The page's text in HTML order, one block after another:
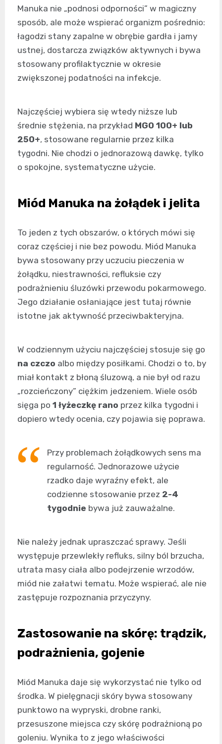
Manuka nie „podnosi odporności” w magiczny
sposób, ale może wspierać organizm pośrednio:
łagodzi stany zapalne w obrębie gardła i jamy
ustnej, dostarcza związków aktywnych i bywa
stosowany profilaktycznie w okresie
zwiększonej podatności na infekcje.
Najczęściej wybiera się wtedy niższe lub
średnie stężenia, na przykład MGO 100+ lub
250+, stosowane regularnie przez kilka
tygodni. Nie chodzi o jednorazową dawkę, tylko
o spokojne, systematyczne użycie.
Miód Manuka na żołądek i jelita
To jeden z tych obszarów, o których mówi się
coraz częściej i nie bez powodu. Miód Manuka
bywa stosowany przy uczuciu pieczenia w
żołądku, niestrawności, refluksie czy
podrażnieniu śluzówki przewodu pokarmowego.
Jego działanie osłaniające jest tutaj równie
istotne jak aktywność przeciwbakteryjna.
W codziennym użyciu najczęściej stosuje się go
na czczo albo między posiłkami. Chodzi o to, by
miał kontakt z błoną śluzową, a nie był od razu
„rozcieńczony” ciężkim jedzeniem. Wiele osób
sięga po 1 łyżeczkę rano przez kilka tygodni i
dopiero wtedy ocenia, czy pojawia się poprawa.
Przy problemach żołądkowych sens ma
regularność. Jednorazowe użycie
rzadko daje wyraźny efekt, ale
codzienne stosowanie przez 2-4
tygodnie bywa już zauważalne.
Nie należy jednak upraszczać sprawy. Jeśli
występuje przewlekły refluks, silny ból brzucha,
utrata masy ciała albo podejrzenie wrzodów,
miód nie załatwi tematu. Może wspierać, ale nie
zastępuje rozpoznania przyczyny.
Zastosowanie na skórę: trądzik,
podrażnienia, gojenie
Miód Manuka daje się wykorzystać nie tylko od
środka. W pielęgnacji skóry bywa stosowany
punktowo na wypryski, drobne ranki,
przesuszone miejsca czy skórę podrażnioną po
goleniu. Wynika to z jego właściwości